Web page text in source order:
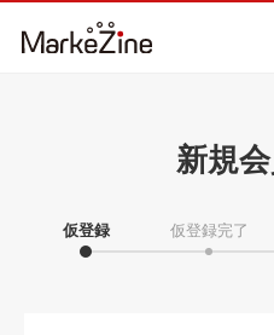
新規
仮登録 仮登録完了